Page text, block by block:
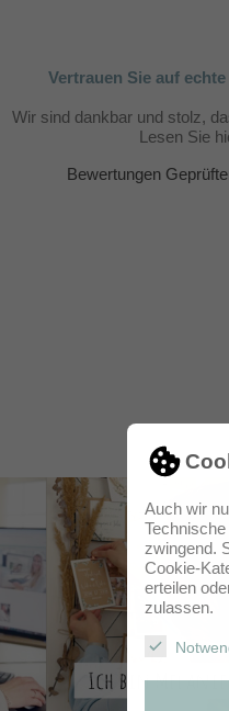
Auch wir
zwingend.
Cookie-
erteilen
zulassen.
Vertrauen Sie auf
Wir sind dankbar und stolz,
Lesen Sie
Bewertungen